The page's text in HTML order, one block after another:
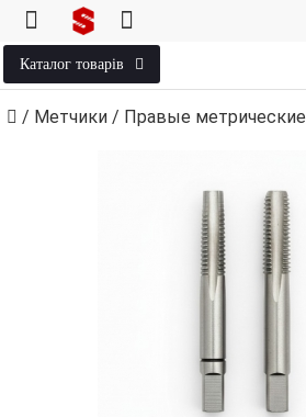
Каталог товарів
/ Метчики / Правые метрические